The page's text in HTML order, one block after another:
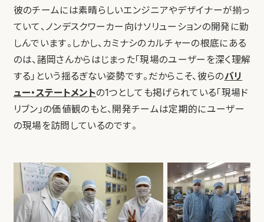
彼のチームには素晴らしいエンジニアやデザイナーが揃っ
ていて、ノンデスクワーカー向けソリューションの開発に勤
しんでいます。しかし、カミナシのカルチャーの根底にある
のは、諸岡さんからはじまった「現場のユーザーを深く理解
する」という揺るぎない姿勢です。だからこそ、彼らのバリ
ュー・ステートメントの1つとしても掲げられている「現場ド
リブン」の価値観のもと、開発チームは定期的にユーザー
の現場を訪問しているのです。